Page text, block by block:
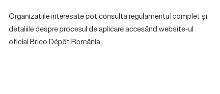
Organizațiile interesate pot consulta regulamentul complet și
detaliile despre procesul de aplicare accesând website-ul
oficial Brico Dépôt România.